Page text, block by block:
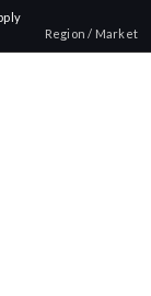
Region / Market